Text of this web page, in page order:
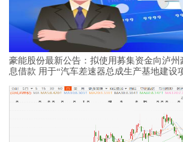
豪能股份最新公告：拟使用募集资金向泸州
息借款 用于“汽车差速器总成生产基地建设